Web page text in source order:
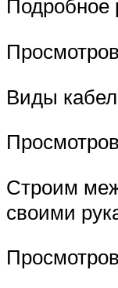
Подробное
Виды
Строим
своими